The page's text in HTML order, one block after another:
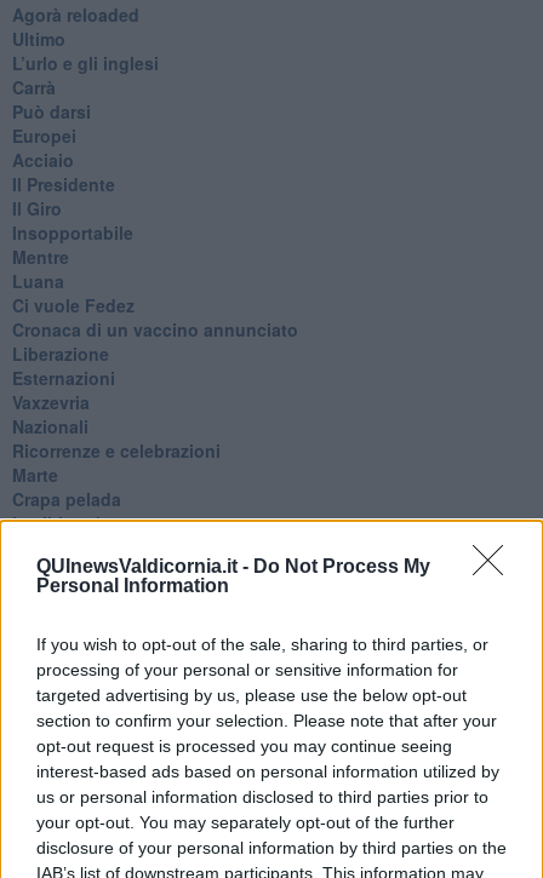
QUInewsValdicornia.it - Do Not Process My
Personal Information
If you wish to opt-out of the sale, sharing to third parties, or
processing of your personal or sensitive information for
targeted advertising by us, please use the below opt-out
section to confirm your selection. Please note that after your
opt-out request is processed you may continue seeing
interest-based ads based on personal information utilized by
us or personal information disclosed to third parties prior to
your opt-out. You may separately opt-out of the further
disclosure of your personal information by third parties on the
IAB’s list of downstream participants. This information may
​Agorà reloaded
Ultimo
​L’urlo e gli inglesi
Carrà
Può darsi
Europei
Acciaio
Il Presidente
​Il Giro
Insopportabile
​Mentre
Luana
​Ci vuole Fedez
​Cronaca di un vaccino annunciato
​Liberazione
Esternazioni
Vaxzevria
Nazionali
​Ricorrenze e celebrazioni
Marte
​Crapa pelada
​I soliti noti
​Vaccine Easing
No profit
Con-ter?
​Con-te
Coincidenze e crisi
L'amico
​L’anno del vaccino
Giulio Regeni
​Il rosario
Paolo Rossi
Maradona
Cronaca